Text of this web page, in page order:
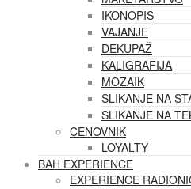
IKONOPIS
VAJANJE
DEKUPAŽ
KALIGRAFIJA
MOZAIK
SLIKANJE NA
SLIKANJE NA
CENOVNIK
LOYALTY
BAH EXPERIENCE
EXPERIENCE